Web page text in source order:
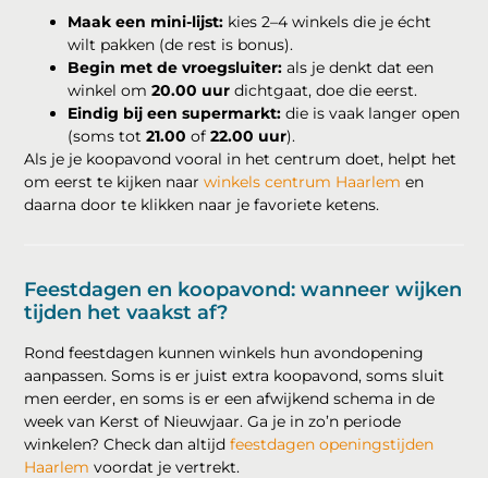
Maak een mini-lijst: kies 2–4 winkels die je écht
wilt pakken (de rest is bonus).
Begin met de vroegsluiter: als je denkt dat een
winkel om20.00 uur dichtgaat, doe die eerst.
Eindig bij een supermarkt: die is vaak langer open
(soms tot21.00 of22.00 uur).
Als je je koopavond vooral in het centrum doet, helpt het
om eerst te kijken naarwinkels centrum Haarlem en
daarna door te klikken naar je favoriete ketens.
Feestdagen en koopavond: wanneer wijken
tijden het vaakst af?
Rond feestdagen kunnen winkels hun avondopening
aanpassen. Soms is er juist extra koopavond, soms sluit
men eerder, en soms is er een afwijkend schema in de
week van Kerst of Nieuwjaar. Ga je in zo’n periode
winkelen? Check dan altijdfeestdagen openingstijden
Haarlem voordat je vertrekt.